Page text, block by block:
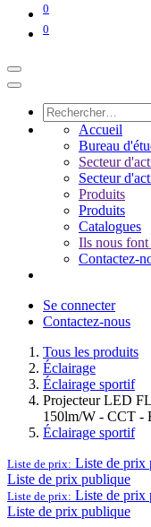
0
0
Accueil
Bureau
Secteur
Secteur
Produits
Produits
Catalogues
Ils nous
Contactez-
Se connecter
Contactez-nous
Tous les produits
Éclairage
Éclairage sportif
Projecteur LED
150lm/W - CCT
Éclairage sportif
Liste de prix: Liste de prix
Liste de prix publique
Liste de prix: Liste de prix
Liste de prix publique